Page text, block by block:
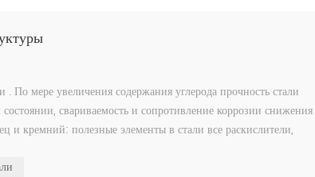
По мере увеличения содержания углерода прочность стали
свариваемость и сопротивление коррозии снижения
и кремний: полезные элементы в стали все раскислители,